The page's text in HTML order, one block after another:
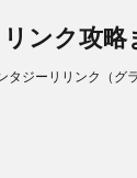
ンク攻略
タジーリリンク（